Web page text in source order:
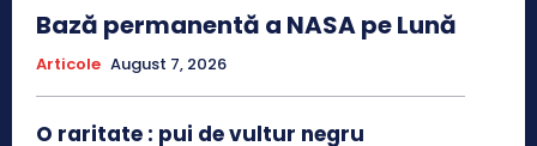
Bază permanentă a NASA pe Lună
Articole August 7, 2026
O raritate : pui de vultur negru